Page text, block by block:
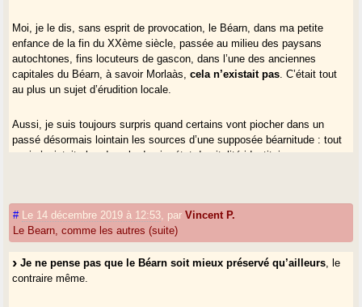
Moi, je le dis, sans esprit de provocation, le Béarn, dans ma petite
enfance de la fin du XXème siècle, passée au milieu des paysans
autochtones, fins locuteurs de gascon, dans l’une des anciennes
capitales du Béarn, à savoir Morlaàs,cela n’existait pas . C’était tout
au plus un sujet d’érudition locale.
Aussi, je suis toujours surpris quand certains vont piocher dans un
passé désormais lointain les sources d’une supposée béarnitude : tout
ceci n’existait plus dans le dernier état de vitalité identitaire non-
avait des Basques.
Et si l’occitanisme orthézien, dans sa première mouture, n’avait pas
biarnés"), les Béarnais auraient été comme les autres méridionaux de
France, à s’appeler d’un nom de département, à ne pas trop savoir qui
# Le 14 décembre 2019 à 12:53 parVincent P.
Le Bearn, comme les autres (suite)
Je ne pense pas que le Béarn soit mieux préservé qu’ailleurs , le
contraire même.